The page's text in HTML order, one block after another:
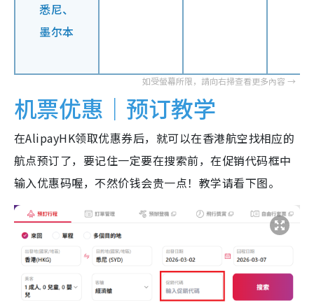
悉尼、
墨尔本
机票优惠｜预订教学
在AlipayHK领取优惠券后，就可以在香港航空找相应的
航点预订了，要记住一定要在搜索前，在促销代码框中
输入优惠码喔，不然价钱会贵一点！教学请看下图。